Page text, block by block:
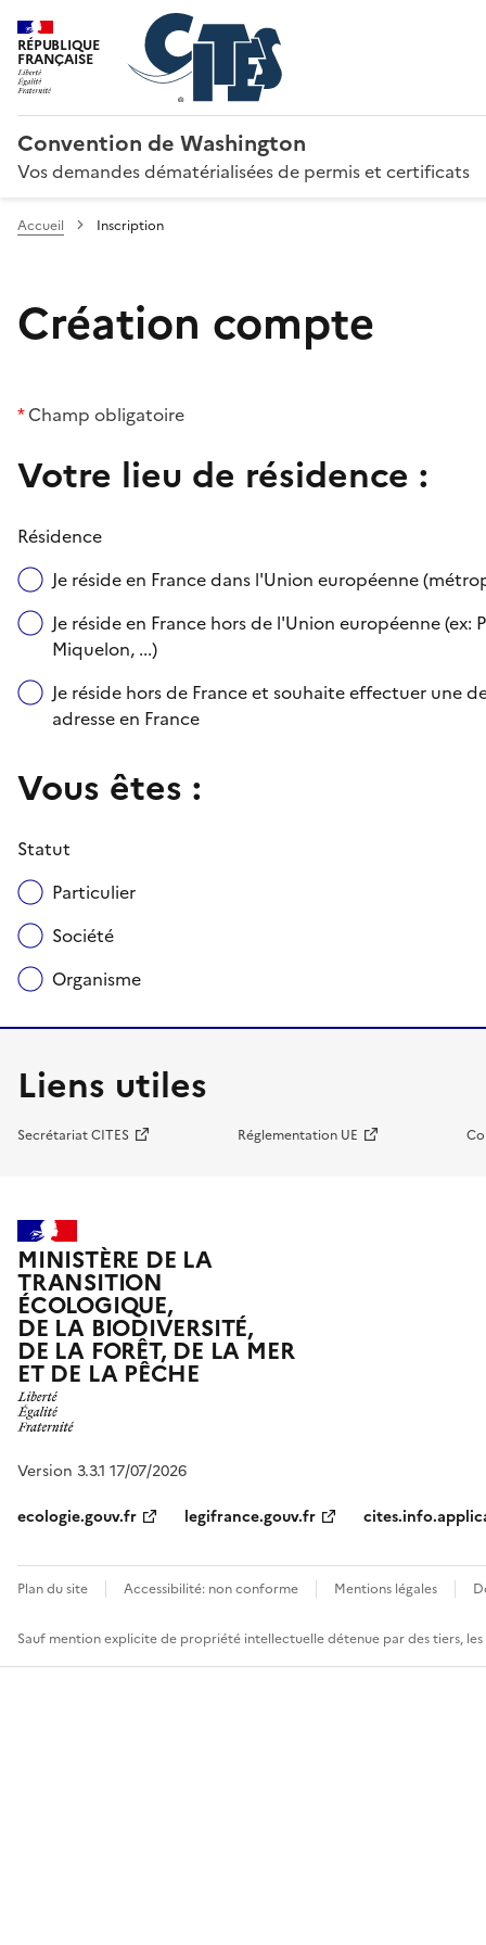
RÉPUBLIQUE
FRANÇAISE
Convention de Washington
Vos demandes dématérialisées de permis et certificats
Accueil Inscription
Création compte
*Champ obligatoire
Votre lieu de résidence :
Résidence
Je réside en France dans l'Union européenne
Je réside en France hors de l'Union européenne
Miquelon, ...)
Je réside hors de France et souhaite effectuer une
adresse en France
Vous êtes :
Statut
Particulier
Société
Organisme
Liens utiles
Secrétariat CITES Réglementation UE
MINISTÈRE DE LA
TRANSITION
ÉCOLOGIQUE,
DE LA BIODIVERSITÉ,
DE LA FORÊT, DE LA MER
ET DE LA PÊCHE
Version 3.3.1 17/07/2026
ecologie.gouv.fr
legifrance.gouv.fr
Plan du site Accessibilité: non conforme Mentions légales
Sauf mention explicite de propriété intellectuelle détenue par des tiers,